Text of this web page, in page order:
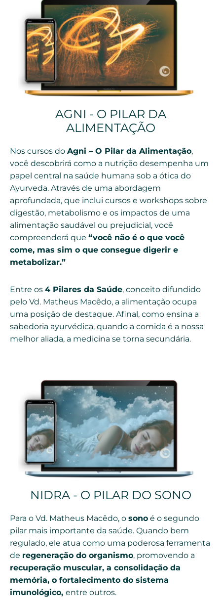
AGNI - O PILAR DA
ALIMENTAÇÃO
Nos cursos do Agni – O Pilar da Alimentação,
você descobrirá como a nutrição desempenha um
papel central na saúde humana sob a ótica do
Ayurveda. Através de uma abordagem
aprofundada, que inclui cursos e workshops sobre
digestão, metabolismo e os impactos de uma
alimentação saudável ou prejudicial, você
compreenderá que “você não é o que você
come, mas sim o que consegue digerir e
metabolizar.”
Entre os 4 Pilares da Saúde, conceito difundido
pelo Vd. Matheus Macêdo, a alimentação ocupa
uma posição de destaque. Afinal, como ensina a
sabedoria ayurvédica, quando a comida é a nossa
melhor aliada, a medicina se torna secundária.
NIDRA - O PILAR DO SONO
Para o Vd. Matheus Macêdo, o sono é o segundo
pilar mais importante da saúde. Quando bem
regulado, ele atua como uma poderosa ferramenta
de regeneração do organismo, promovendo a
recuperação muscular, a consolidação da
memória, o fortalecimento do sistema
imunológico, entre outros.